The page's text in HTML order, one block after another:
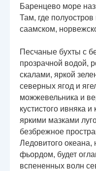
Баренцево море
Там, где
саамском,
Песчаные бухты с
прозрачной водой,
скалами, яркой
северных ягод и
можжевельника и
кустистого ивняка
яркими мазками
безбрежное
Ледовитого океана,
фьордом, будет
вспененных волн